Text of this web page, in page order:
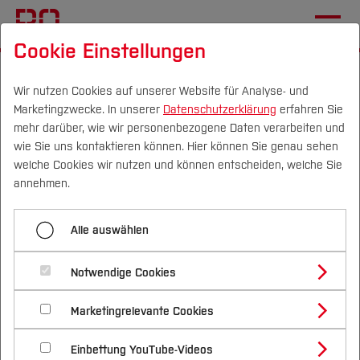
Campus Personen DE|EN Quicklinks
Studium
Studienangebote
Bachelorstudiengänge
Masterstudiengänge
Vor dem Studium
Bewerben & Einschreiben
Bewerbungsportal
Im Studium
Studienbüros und Prüfungen
Nach dem Studium
Forschung & Transfer
Profil
Forschungs- und Transferprofil
Schwerpunkte (FuT)
Beratung & Förderung
Nachhaltigkeit
Nachhaltigkeit studieren
International
Erfolgreiche Online-Anmeldung
Vielen Dank für Ihre Anmeldung zur
08.05.2026
Wir freuen uns über Ihr Interesse und erwarten Sie
am 08. Mai 2026
ab 16:00 Uhr (Einlass)
Cookie Einstellungen
Wir nutzen Cookies auf unserer Website für Analyse- und
Marketingzwecke. In unserer Datenschutzerklärung erfahren Sie
mehr darüber, wie wir personenbezogene Daten verarbeiten und
wie Sie uns kontaktieren können. Hier können Sie genau sehen
welche Cookies wir nutzen und können entscheiden, welche Sie
annehmen.
Alle auswählen
Notwendige Cookies
Marketingrelevante Cookies
Einbettung YouTube-Videos